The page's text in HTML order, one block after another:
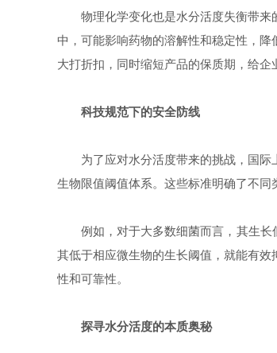
物理化学变化也是水分活度失衡带
中，可能影响药物的溶解性和稳定性，
大打折扣，同时缩短产品的保质期，给企
科技规范下的安全防线
为了应对水分活度带来的挑战，国
生物限值阈值体系。这些标准明确了不
例如，对于大多数细菌而言，其生长
其低于相应微生物的生长阈值，就能有
性和可靠性。
探寻水分活度的本质奥秘